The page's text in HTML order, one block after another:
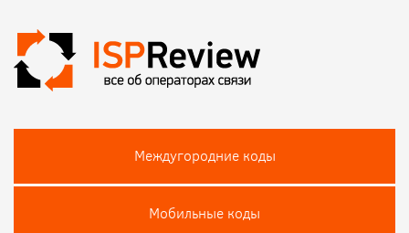
Междугородние коды
Мобильные коды